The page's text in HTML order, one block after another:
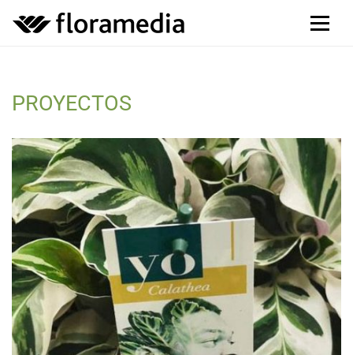
PROYECTOS